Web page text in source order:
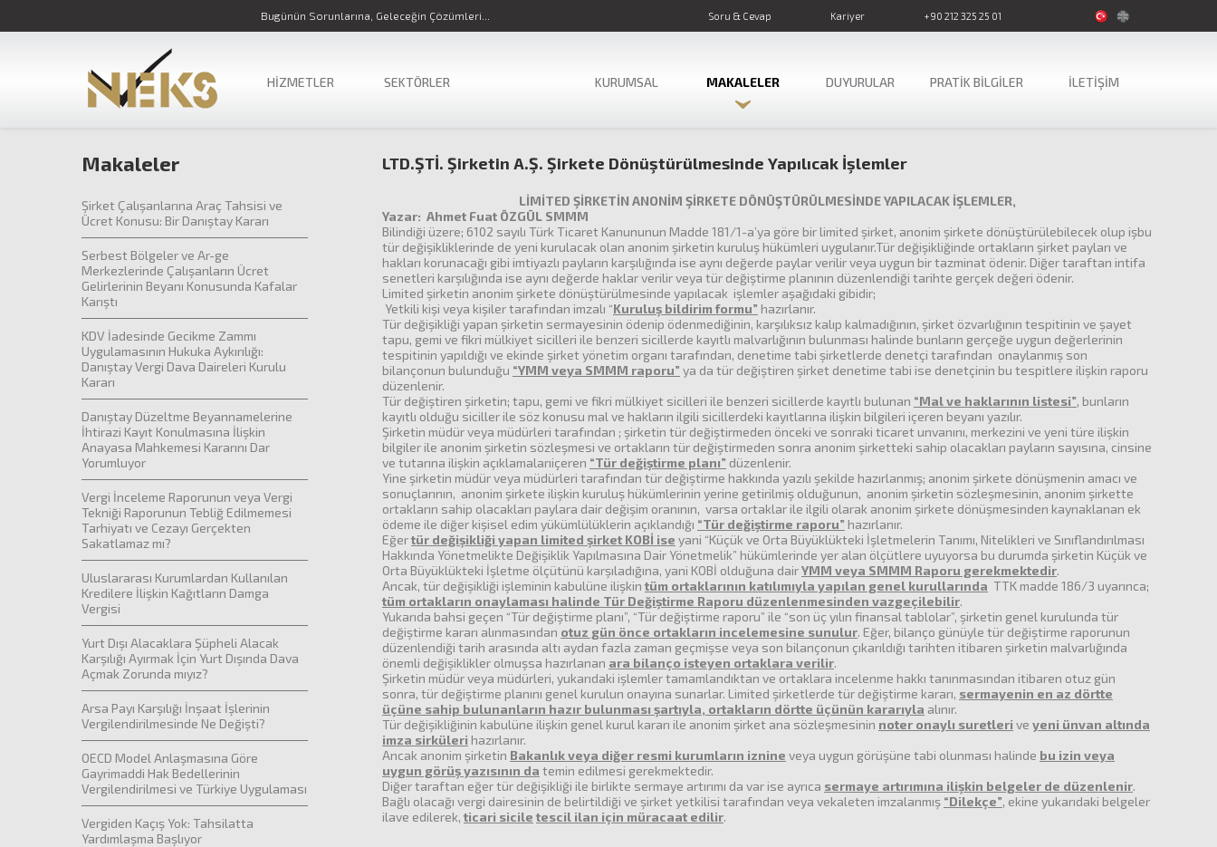
Bugünün Sorunlarına, Geleceğin Çözümleri... Soru & Cevap Kariyer +90 212 325 25 01
HİZMETLER SEKTÖRLER İLETİŞİM
PRATİK BİLGİLER
DUYURULAR
MAKALELER
KURUMSAL
Makaleler
Şirket Çalışanlarına Araç Tahsisi ve
Ücret Konusu: Bir Danıştay Kararı
Serbest Bölgeler ve Ar-ge
Merkezlerinde Çalışanların Ücret
Gelirlerinin Beyanı Konusunda Kafalar
Karıştı
KDV İadesinde Gecikme Zammı
Uygulamasının Hukuka Aykırılığı:
Danıştay Vergi Dava Daireleri Kurulu
Kararı
Danıştay Düzeltme Beyannamelerine
İhtirazi Kayıt Konulmasına İlişkin
Anayasa Mahkemesi Kararını Dar
Yorumluyor
Vergi İnceleme Raporunun veya Vergi
Tekniği Raporunun Tebliğ Edilmemesi
Tarhiyatı ve Cezayı Gerçekten
Sakatlamaz mı?
Uluslararası Kurumlardan Kullanılan
Kredilere İlişkin Kağıtların Damga
Vergisi
Yurt Dışı Alacaklara Şüpheli Alacak
Karşılığı Ayırmak İçin Yurt Dışında Dava
Açmak Zorunda mıyız?
Arsa Payı Karşılığı İnşaat İşlerinin
Vergilendirilmesinde Ne Değişti?
OECD Model Anlaşmasına Göre
Gayrimaddi Hak Bedellerinin
Vergilendirilmesi ve Türkiye Uygulaması
Vergiden Kaçış Yok: Tahsilatta
Yardımlaşma Başlıyor
LTD.ŞTİ. Şirketin A.Ş. Şirkete Dönüştürülmesinde Yapılıcak İşlemler
LİMİTED ŞİRKETİN ANONİM ŞİRKETE DÖNÜŞTÜRÜLMESİNDE YAPILACAK İŞLEMLER,
Yazar: Ahmet Fuat ÖZGÜL SMMM
Bilindiği üzere; 6102 sayılı Türk Ticaret Kanununun Madde 181/1-a’ya göre bir limited şirket, anonim şirkete dönüştürülebilecek olup işbu
tür değişikliklerinde de yeni kurulacak olan anonim şirketin kuruluş hükümleri uygulanır.Tür değişikliğinde ortakların şirket payları ve
hakları korunacağı gibi imtiyazlı payların karşılığında ise aynı değerde paylar verilir veya uygun bir tazminat ödenir. Diğer taraftan intifa
senetleri karşılığında ise aynı değerde haklar verilir veya tür değiştirme planının düzenlendiği tarihte gerçek değeri ödenir.
Limited şirketin anonim şirkete dönüştürülmesinde yapılacak işlemler aşağıdaki gibidir;
Yetkili kişi veya kişiler tarafından imzalı “Kuruluş bildirim formu” hazırlanır.
Tür değişikliği yapan şirketin sermayesinin ödenip ödenmediğinin, karşılıksız kalıp kalmadığının, şirket özvarlığının tespitinin ve şayet
tapu, gemi ve fikri mülkiyet sicilleri ile benzeri sicillerde kayıtlı malvarlığının bulunması halinde bunların gerçeğe uygun değerlerinin
tespitinin yapıldığı ve ekinde şirket yönetim organı tarafından, denetime tabi şirketlerde denetçi tarafından onaylanmış son
bilançonun bulunduğu “YMM veya SMMM raporu” ya da tür değiştiren şirket denetime tabi ise denetçinin bu tespitlere ilişkin raporu
düzenlenir.
Tür değiştiren şirketin; tapu, gemi ve fikri mülkiyet sicilleri ile benzeri sicillerde kayıtlı bulunan “Mal ve haklarının listesi”, bunların
kayıtlı olduğu siciller ile söz konusu mal ve hakların ilgili sicillerdeki kayıtlarına ilişkin bilgileri içeren beyanı yazılır.
Şirketin müdür veya müdürleri tarafından ; şirketin tür değiştirmeden önceki ve sonraki ticaret unvanını, merkezini ve yeni türe ilişkin
bilgiler ile anonim şirketin sözleşmesi ve ortakların tür değiştirmeden sonra anonim şirketteki sahip olacakları payların sayısına, cinsine
ve tutarına ilişkin açıklamalarıiçeren “Tür değiştirme planı” düzenlenir.
Yine şirketin müdür veya müdürleri tarafından tür değiştirme hakkında yazılı şekilde hazırlanmış; anonim şirkete dönüşmenin amacı ve
sonuçlarının, anonim şirkete ilişkin kuruluş hükümlerinin yerine getirilmiş olduğunun, anonim şirketin sözleşmesinin, anonim şirkette
ortakların sahip olacakları paylara dair değişim oranının, varsa ortaklar ile ilgili olarak anonim şirkete dönüşmesinden kaynaklanan ek
ödeme ile diğer kişisel edim yükümlülüklerin açıklandığı “Tür değiştirme raporu” hazırlanır.
Eğertür değişikliği yapan limited şirket KOBİ ise yani “Küçük ve Orta Büyüklükteki İşletmelerin Tanımı, Nitelikleri ve Sınıflandırılması
Hakkında Yönetmelikte Değişiklik Yapılmasına Dair Yönetmelik” hükümlerinde yer alan ölçütlere uyuyorsa bu durumda şirketin Küçük ve
Orta Büyüklükteki İşletme ölçütünü karşıladığına, yani KOBİ olduğuna dairYMM veya SMMM Raporu gerekmektedir.
Ancak, tür değişikliği işleminin kabulüne ilişkin tüm ortaklarının katılımıyla yapılan genel kurullarında TTK madde 186/3 uyarınca;
tüm ortakların onaylaması halinde Tür Değiştirme Raporu düzenlenmesinden vazgeçilebilir.
Yukarıda bahsi geçen “Tür değiştirme planı”, “Tür değiştirme raporu” ile “son üç yılın finansal tablolar”, şirketin genel kurulunda tür
değiştirme kararı alınmasından otuz gün önce ortakların incelemesine sunulur. Eğer, bilanço günüyle tür değiştirme raporunun
düzenlendiği tarih arasında altı aydan fazla zaman geçmişse veya son bilançonun çıkarıldığı tarihten itibaren şirketin malvarlığında
önemli değişiklikler olmuşsa hazırlanan ara bilanço isteyen ortaklara verilir.
Şirketin müdür veya müdürleri, yukarıdaki işlemler tamamlandıktan ve ortaklara incelenme hakkı tanınmasından itibaren otuz gün
sonra, tür değiştirme planını genel kurulun onayına sunarlar. Limited şirketlerde tür değiştirme kararı, sermayenin en az dörtte
üçüne sahip bulunanların hazır bulunması şartıyla, ortakların dörtte üçünün kararıyla alınır.
Tür değişikliğinin kabulüne ilişkin genel kurul kararı ile anonim şirket ana sözleşmesinin noter onaylı suretleri ve yeni ünvan altında
imza sirküleri hazırlanır.
Ancak anonim şirketin Bakanlık veya diğer resmi kurumların iznine veya uygun görüşüne tabi olunması halinde bu izin veya
uygun görüş yazısının da temin edilmesi gerekmektedir.
Diğer taraftan eğer tür değişikliği ile birlikte sermaye artırımı da var ise ayrıca sermaye artırımına ilişkin belgeler de düzenlenir.
Bağlı olacağı vergi dairesinin de belirtildiği ve şirket yetkilisi tarafından veya vekaleten imzalanmış “Dilekçe”, ekine yukarıdaki belgeler
ilave edilerek, ticari sicile tescil ilan için müracaat edilir.